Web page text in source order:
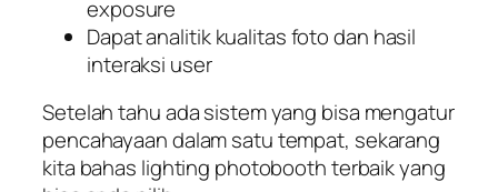
exposure
Dapat analitik kualitas foto dan hasil
interaksi user
Setelah tahu ada sistem yang bisa mengatur
pencahayaan dalam satu tempat, sekarang
kita bahas lighting photobooth terbaik yang